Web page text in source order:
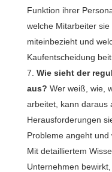
Funktion ihrer
welche Mitarbeiter
miteinbezieht und
Kaufentscheidung
Wie sieht der
aus? Wer weiß, wie,
arbeitet, kann daraus
Herausforderungen
Probleme angeht und
Mit detailliertem
Unternehmen